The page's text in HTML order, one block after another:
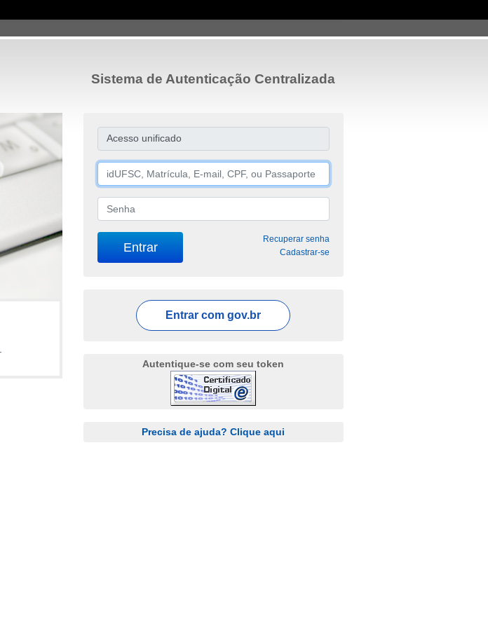
Sistema de Autenticação Centralizada
Acesso unificado
Recuperar senha
Cadastrar-se
Entrar com gov.br
Autentique-se com seu token
Precisa de ajuda? Clique aqui